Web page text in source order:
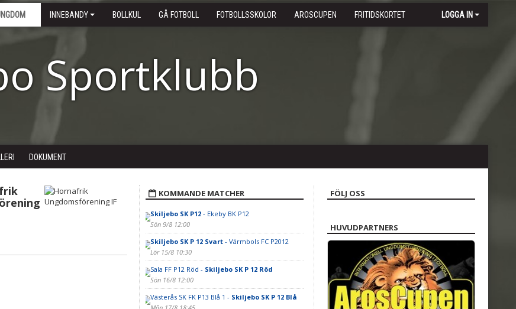
INNEBANDY BOLLKUL GÅ FOTBOLL FOTBOLLSSKOLOR AROSCUPEN FRITIDSKORTET LOGGA IN
Sportklubb
DOKUMENT
KOMMANDE MATCHER
Skiljebo SK P12- Ekeby BK P12
Sön 9/8 12:00
Skiljebo SK P 12 Svart- Värmbols FC P2012
Lör 15/8 10:30
Sala FF P12 Röd - Skiljebo SK P 12 Röd
Sön 16/8 12:00
Västerås SK FK P13 Blå 1 - Skiljebo SK P 12 Blå
FÖLJ OSS
HUVUDPARTNERS